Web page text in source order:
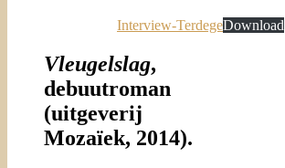
Interview-TerdegeDownload
Vleugelslag,
debuutroman
(uitgeverij
Mozaïek, 2014).